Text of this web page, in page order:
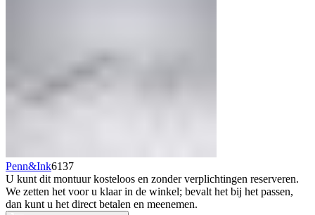
Penn&Ink6137
U kunt dit montuur kosteloos en zonder verplichtingen reserveren.
We zetten het voor u klaar in de winkel; bevalt het bij het passen,
dan kunt u het direct betalen en meenemen.